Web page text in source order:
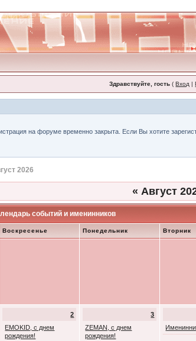
Здравствуйте, гость (Вход |
на форуме временно закрыта. Если Вы хотите
2026
« Август
событий и именинников
Воскресенье Понедельник Вторник
2
EMOKID, с днем
рождения!
3
ZEMAN, с днем
рождения!